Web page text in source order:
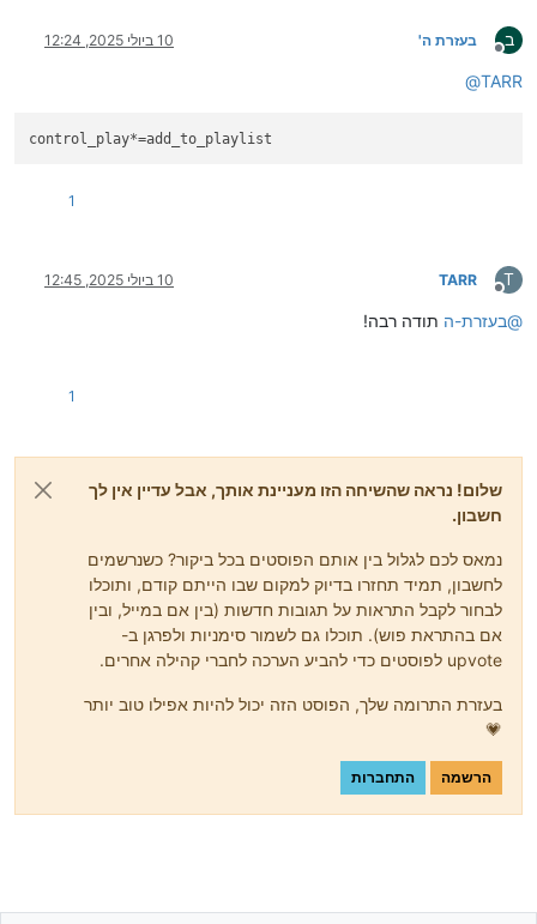
ב
מנותק
בעזרת ה' 10 ביולי 2025, 12:24
@TARR
1
T
מנותק
TARR 10 ביולי 2025, 12:45
@בעזרת-ה תודה רבה!
1
שלום! נראה שהשיחה הזו מעניינת אותך, אבל עדיין אין לך
חשבון.
נמאס לכם לגלול בין אותם הפוסטים בכל ביקור? כשנרשמים
לחשבון, תמיד תחזרו בדיוק למקום שבו הייתם קודם, ותוכלו
לבחור לקבל התראות על תגובות חדשות (בין אם במייל, ובין
אם בהתראת פוש). תוכלו גם לשמור סימניות ולפרגן ב-
upvote לפוסטים כדי להביע הערכה לחברי קהילה אחרים.
בעזרת התרומה שלך, הפוסט הזה יכול להיות אפילו טוב יותר
💗
הרשמה התחברות